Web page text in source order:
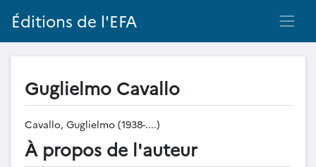
Éditions de l'EFA
Guglielmo Cavallo
Cavallo, Guglielmo (1938-....)
À propos de l'auteur